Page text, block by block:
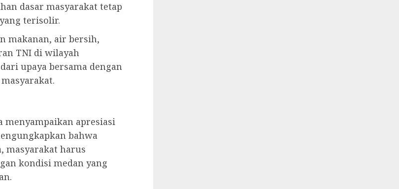
dasar masyarakat tetap
terisolir.
makanan, air bersih,
TNI di wilayah
upaya bersama dengan
menyampaikan apresiasi
bahwa
masyarakat harus
kondisi medan yang